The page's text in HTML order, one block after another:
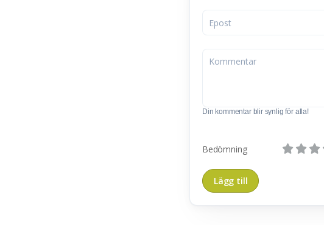
Din kommentar blir synlig för alla!
Bedömning